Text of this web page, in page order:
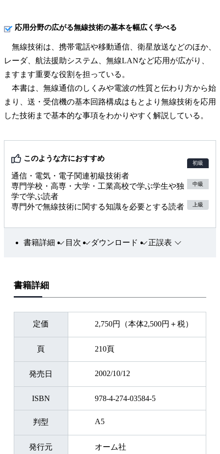
応用分野の広がる無線技術の基本を幅広く学べる
無線技術は、携帯電話や移動通信、衛星放送などのほか、
レーダ、航法援助システム、無線LANなど応用が広がり、
ますます重要な役割を担っている。
本書は、無線通信のしくみや電波の性質と伝わり方から始
まり、送・受信機の基本回路構成はもとより無線技術を応用
した技術まで基本的な事項をわかりやすく解説している。
このような方におすすめ
通信・電気・電子関連初級技術者
専門学校・高専・大学・工業高校で学ぶ学生や独
学で学ぶ読者
専門外で無線技術に関する知識を必要とする読者
初級
中級
上級
書籍詳細 目次 ダウンロード 正誤表
書籍詳細
定価 2,750円（本体2,500円＋税）
頁 210頁
発売日 2002/10/12
ISBN 978-4-274-03584-5
判型 A5
発行元 オーム社